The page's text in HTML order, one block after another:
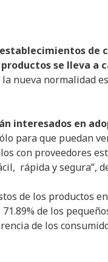
de
se lleva a
nueva normalidad
interesados en
para que puedan
con proveedores
rápida y segura”,
de los productos
de los
de los